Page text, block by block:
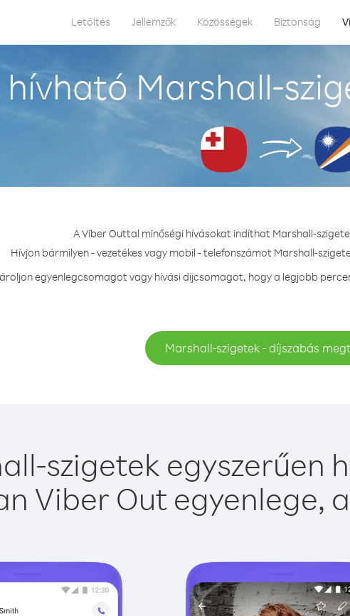
Letöltés Jellemzők Közösségek Biztonság
Marshall-
A Viber Outtal minőségi hívásokat indíthat Marshall-
Hívjon bármilyen - vezetékes vagy mobil - telefonszámot Marshall-
egyenlegcsomagot vagy hívási díjcsomagot, hogy a legjobb
Marshall-szigetek - díjszabás
szigetek egyszerűen
Viber Out egyenlege,